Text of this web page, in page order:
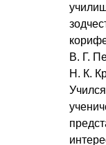
В. Г.
Н. К.